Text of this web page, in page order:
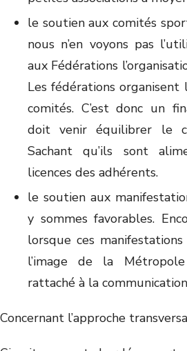
le soutien aux comités
nous n’en voyons pas
aux Fédérations
Les fédérations organisent
comités. C’est donc un
doit venir équilibrer le
Sachant qu’ils sont
licences des adhérents.
le soutien aux
y sommes favorables.
lorsque ces
l’image de la
rattaché à la
Concernant l’approche